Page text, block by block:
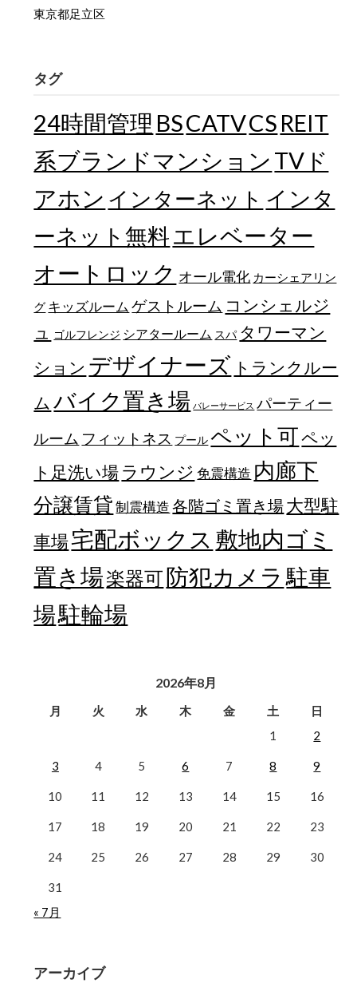
東京都足立区
タグ
24時間管理 BSCATVCS REIT
系ブランドマンション TVド
アホン インターネット インタ
ーネット無料エレベーター
オートロック オール電化 カーシェアリン
グ キッズルーム ゲストルーム コンシェルジ
ュ
ゴルフレンジ シアタールーム スパ タワーマン
ション デザイナーズ トランクルー
ム バイク置き場 バレーサービス パーティー
ルーム フィットネス プール ペット可ペッ
ト足洗い場 ラウンジ 免震構造 内廊下
分譲賃貸 制震構造 各階ゴミ置き場大型駐
車場宅配ボックス 敷地内ゴミ
置き場楽器可防犯カメラ 駐車
場駐輪場
2026年8月
月 火 水 木 金 土
日
1
2
3 4 5 6 7 8 9
10 11 12 13 14 15 16
17 18 19 20 21 22 23
24 25 26 27 28 29 30
31
« 7月
アーカイブ